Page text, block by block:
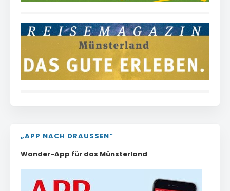
„APP NACH DRAUSSEN“
Wander-App für das Münsterland